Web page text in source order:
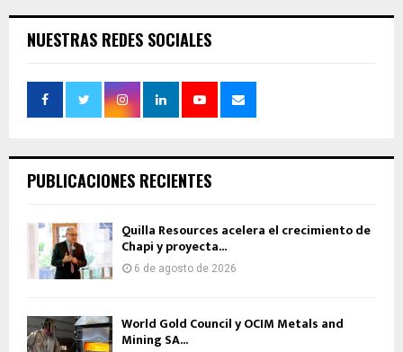
NUESTRAS REDES SOCIALES
PUBLICACIONES RECIENTES
Quilla Resources acelera el crecimiento de
Chapi y proyecta...
6 de agosto de 2026
World Gold Council y OCIM Metals and
Mining SA...